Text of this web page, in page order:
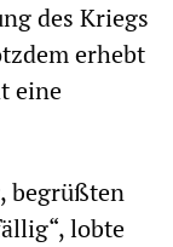
des Kriegs
erhebt
eine
begrüßten
lobte